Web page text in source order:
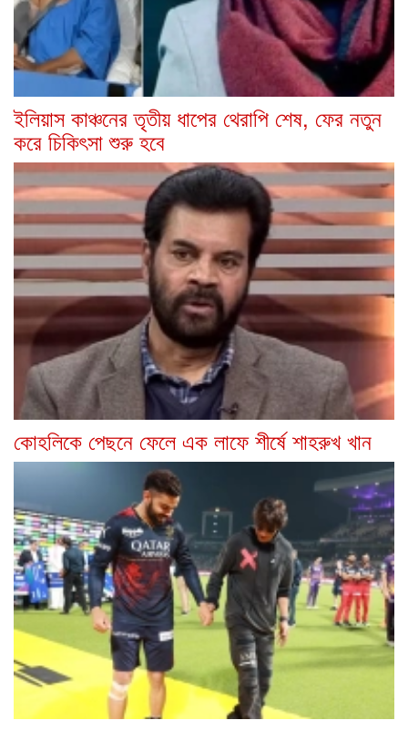
ইলিয়াস কাঞ্চনের তৃতীয় ধাপের থেরাপি শেষ, ফের নতুন
করে চিকিৎসা শুরু হবে
কোহলিকে পেছনে ফেলে এক লাফে শীর্ষে শাহরুখ খান